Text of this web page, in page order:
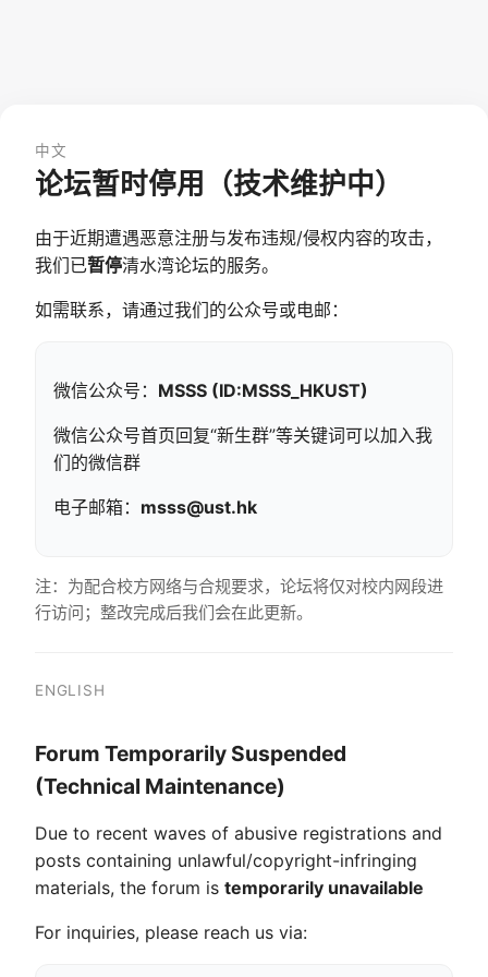
中文
论坛暂时停用（技术维护中）
由于近期遭遇恶意注册与发布违规/侵权内容的攻击，
我们已暂停清水湾论坛的服务。
如需联系，请通过我们的公众号或电邮：
微信公众号： MSSS (ID:MSSS_HKUST)
微信公众号首页回复“新生群”等关键词可以加入我
们的微信群
电子邮箱： msss@ust.hk
注：为配合校方网络与合规要求，论坛将仅对校内网段进
行访问；整改完成后我们会在此更新。
ENGLISH
Forum Temporarily Suspended
(Technical Maintenance)
Due to recent waves of abusive registrations and
posts containing unlawful/copyright-infringing
materials, the forum is temporarily unavailable
For inquiries, please reach us via: